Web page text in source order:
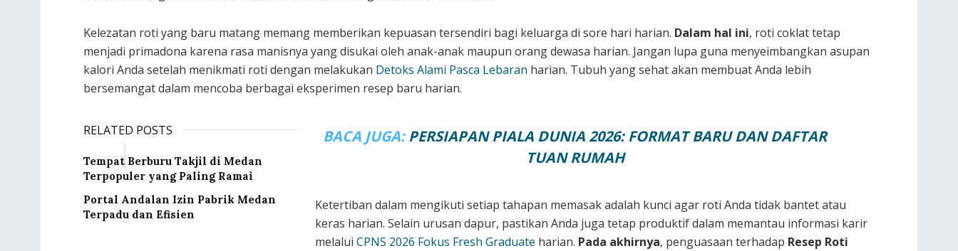
Kelezatan roti yang baru matang memang memberikan kepuasan tersendiri bagi keluarga di sore hari harian. Dalam hal ini, roti coklat tetap
menjadi primadona karena rasa manisnya yang disukai oleh anak-anak maupun orang dewasa harian. Jangan lupa guna menyeimbangkan asupan
kalori Anda setelah menikmati roti dengan melakukan Detoks Alami Pasca Lebaran harian. Tubuh yang sehat akan membuat Anda lebih
bersemangat dalam mencoba berbagai eksperimen resep baru harian.
RELATED POSTS
Tempat Berburu Takjil di Medan
Terpopuler yang Paling Ramai
Portal Andalan Izin Pabrik Medan
Terpadu dan Efisien
BACA JUGA: PERSIAPAN PIALA DUNIA 2026: FORMAT BARU DAN DAFTAR
TUAN RUMAH
Ketertiban dalam mengikuti setiap tahapan memasak adalah kunci agar roti Anda tidak bantet atau
keras harian. Selain urusan dapur, pastikan Anda juga tetap produktif dalam memantau informasi karir
melalui CPNS 2026 Fokus Fresh Graduate harian. Pada akhirnya, penguasaan terhadap Resep Roti